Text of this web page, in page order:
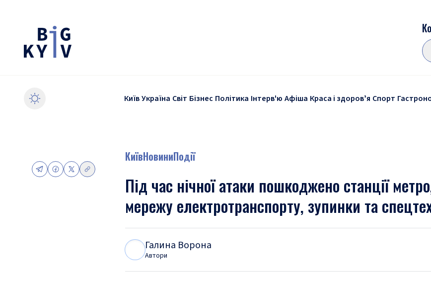
КиївУкраїна Світ Бізнес Політика Інтерв'ю Афіша Краса і здоровʼя Спорт
КиївНовиниПодії
Під час нічної атаки пошкоджено станції
мережу електротранспорту, зупинки та
Галина Ворона
Автори